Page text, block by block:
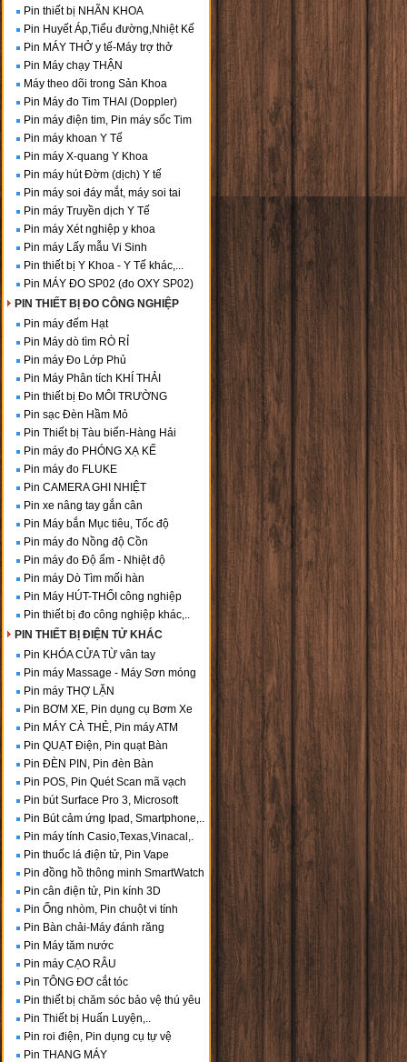
Pin thiết bị NHÃN KHOA
Pin Huyết Áp,Tiểu đường,Nhiệt Kế
Pin MÁY THỞ y tế-Máy trợ thở
Pin Máy chạy THẬN
Máy theo dõi trong Sản Khoa
Pin Máy đo Tim THAI (Doppler)
Pin máy điện tim, Pin máy sốc Tim
Pin máy khoan Y Tế
Pin máy X-quang Y Khoa
Pin máy hút Đờm (dịch) Y tế
Pin máy soi đáy mắt, máy soi tai
Pin máy Truyền dịch Y Tế
Pin máy Xét nghiệp y khoa
Pin máy Lấy mẫu Vi Sinh
Pin thiết bị Y Khoa - Y Tế khác,...
Pin MÁY ĐO SP02 (đo OXY SP02)
PIN THIẾT BỊ ĐO CÔNG NGHIỆP
Pin máy đếm Hạt
Pin Máy dò tìm RÒ RỈ
Pin máy Đo Lớp Phủ
Pin Máy Phân tích KHÍ THẢI
Pin thiết bị Đo MÔI TRƯỜNG
Pin sạc Đèn Hầm Mỏ
Pin Thiết bị Tàu biển-Hàng Hải
Pin máy đo PHÓNG XẠ KẾ
Pin máy đo FLUKE
Pin CAMERA GHI NHIỆT
Pin xe nâng tay gắn cân
Pin Máy bắn Mục tiêu, Tốc độ
Pin máy đo Nồng độ Cồn
Pin máy đo Độ ẩm - Nhiệt độ
Pin máy Dò Tìm mối hàn
Pin Máy HÚT-THỔI công nghiệp
Pin thiết bị đo công nghiệp khác,..
PIN THIẾT BỊ ĐIỆN TỬ KHÁC
Pin KHÓA CỬA TỪ vân tay
Pin máy Massage - Máy Sơn móng
Pin máy THỢ LẶN
Pin BƠM XE, Pin dụng cụ Bơm Xe
Pin MÁY CÀ THẺ, Pin máy ATM
Pin QUẠT Điện, Pin quạt Bàn
Pin ĐÈN PIN, Pin đèn Bàn
Pin POS, Pin Quét Scan mã vạch
Pin bút Surface Pro 3, Microsoft
Pin Bút cảm ứng Ipad, Smartphone,..
Pin máy tính Casio,Texas,Vinacal,.
Pin thuốc lá điện tử, Pin Vape
Pin đồng hồ thông minh SmartWatch
Pin cân điện tử, Pin kính 3D
Pin Ống nhòm, Pin chuột vi tính
Pin Bàn chải-Máy đánh răng
Pin Máy tăm nước
Pin máy CẠO RÂU
Pin TÔNG ĐƠ cắt tóc
Pin thiết bị chăm sóc bảo vệ thú yêu
Pin Thiết bị Huấn Luyện,..
Pin roi điện, Pin dụng cụ tự vệ
Pin THANG MÁY